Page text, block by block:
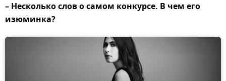
– Несколько слов о самом конкурсе. В чем его
изюминка?